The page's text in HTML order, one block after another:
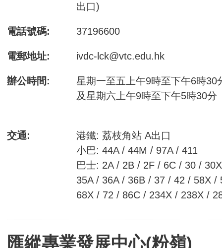
出口)
電話號碼: 37196600
電郵地址: ivdc-lck@vtc.edu.hk
辦公時間:
星期一至五上午9時至下午6時30
及星期六上午9時至下午5時30分
交通:
港鐵: 荔枝角站 A出口
小巴: 44A / 44M / 97A / 411
巴士: 2A / 2B / 2F / 6C / 30 /
35A / 36A / 36B / 37 / 42 / 58X /
68X / 72 / 86C / 234X / 238X /
匯縱專業發展中心(粉嶺)